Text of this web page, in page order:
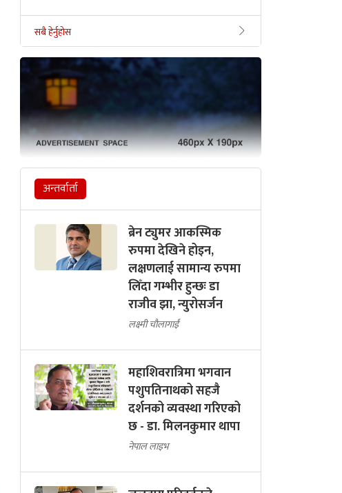
सबै हेर्नुहोस
अन्तर्वार्ता
ब्रेन ट्युमर आकस्मिक
रुपमा देखिने होइन,
लक्षणलाई सामान्य रुपमा
लिँदा गम्भीर हुन्छः डा
राजीव झा, न्युरोसर्जन
लक्ष्मी चौलागाईं
महाशिवरात्रिमा भगवान
पशुपतिनाथको सहजै
दर्शनको व्यवस्था गरिएको
छ - डा. मिलनकुमार थापा
नेपाल लाइभ